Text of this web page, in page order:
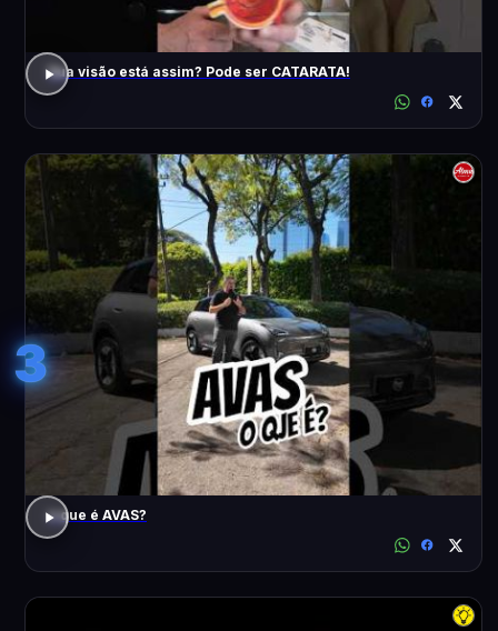
Sua visão está assim? Pode ser CATARATA!
3
o que é AVAS?